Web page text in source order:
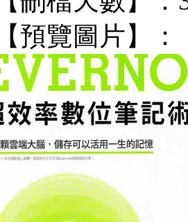
【預覽圖片】：